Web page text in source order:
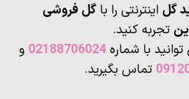
گل اینترنتی را باگل فروشی
تجربه کنید.
با شماره02188706024 و
تماس بگیرید.